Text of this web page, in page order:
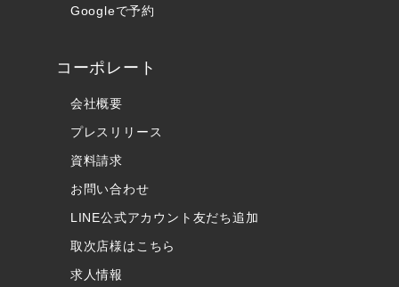
Googleで予約
コーポレート
会社概要
プレスリリース
資料請求
お問い合わせ
LINE公式アカウント友だち追加
取次店様はこちら
求人情報